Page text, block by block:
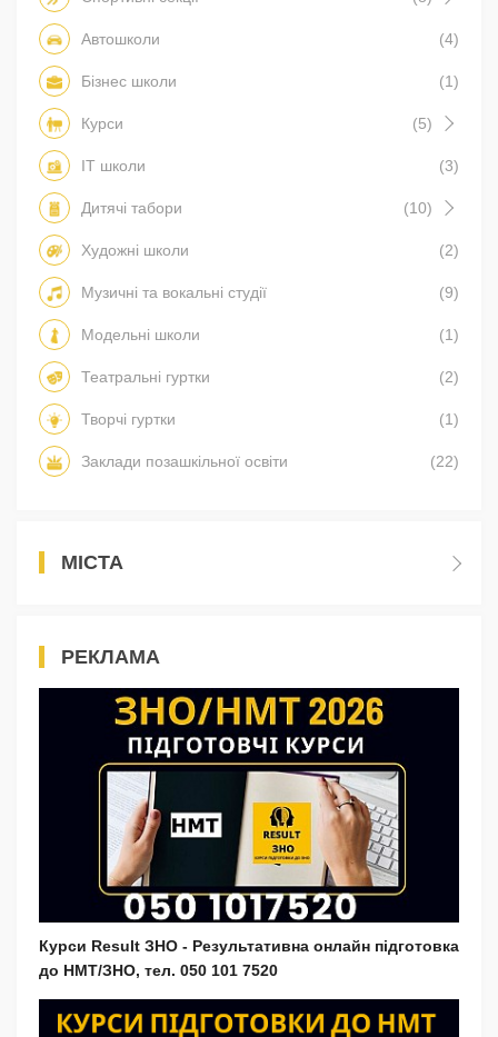
Автошколи (4)
Бізнес школи (1)
Курси (5)
IT школи (3)
Дитячі табори (10)
Художні школи (2)
Музичні та вокальні студії (9)
Модельні школи (1)
Театральні гуртки (2)
Творчі гуртки (1)
Заклади позашкільної освіти (22)
МІСТА
РЕКЛАМА
Курси Result ЗНО - Результативна онлайн підготовка
до НМТ/ЗНО, тел. 050 101 7520